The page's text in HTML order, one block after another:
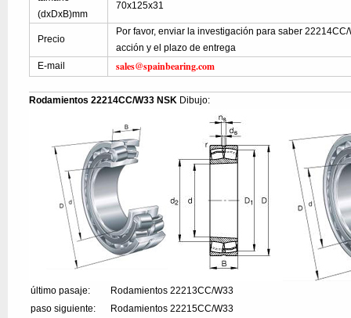
(dxDxB)mm
70x125x31
Precio
Por favor, enviar la investigación para saber
acción y el plazo de entrega
E-mail
sales@spainbearing.com
Rodamientos 22214CC/W33 NSK Dibujo:
último pasaje:
Rodamientos 22213CC/W33
paso siguiente:
Rodamientos 22215CC/W33